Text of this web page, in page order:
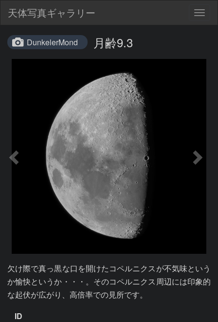
天体写真ギャラリー
DunkelerMond 月齢9.3
欠け際で真っ黒な口を開けたコペルニクスが不気味という
か愉快というか・・・。そのコペルニクス周辺には印象的
な起伏が広がり、高倍率での見所です。
ID